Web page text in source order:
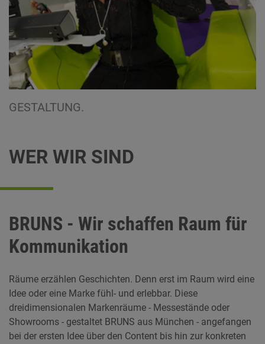
GESTALTUNG.
WER WIR SIND
BRUNS - Wir schaffen Raum für
Kommunikation
Räume erzählen Geschichten. Denn erst im Raum wird eine
Idee oder eine Marke fühl- und erlebbar. Diese
dreidimensionalen Markenräume - Messestände oder
Showrooms - gestaltet BRUNS aus München - angefangen
bei der ersten Idee über den Content bis hin zur konkreten